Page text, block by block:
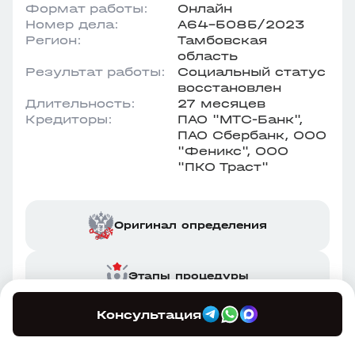
Формат работы:
Онлайн
Номер дела:
А64-5085/2023
Регион:
Тамбовская
область
Результат работы:
Социальный статус
восстановлен
Длительность:
27 месяцев
Кредиторы:
ПАО "МТС-Банк",
ПАО Сбербанк, ООО
"Феникс", ООО
"ПКО Траст"
Оригинал определения
Этапы процедуры
Консультация